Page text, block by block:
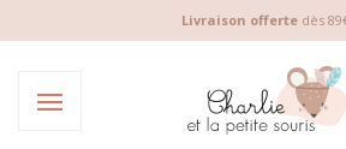
Livraison offerte dès